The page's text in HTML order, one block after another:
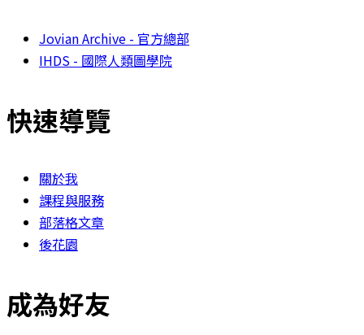
Jovian Archive - 官方總部
IHDS - 國際人類圖學院
快速導覽
關於我
課程與服務
部落格文章
後花園
成為好友